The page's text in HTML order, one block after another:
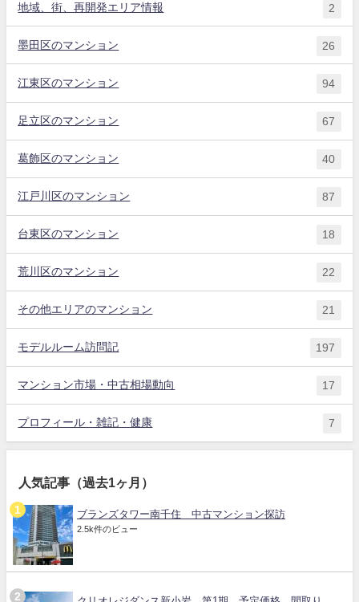
地域、街、再開発エリア情報 2
墨田区のマンション 26
江東区のマンション 94
足立区のマンション 67
葛飾区のマンション 40
江戸川区のマンション 87
台東区のマンション 18
荒川区のマンション 22
その他エリアのマンション 21
モデルルーム訪問記 197
マンション市場・中古相場動向 17
プロフィール・雑記・健康 7
人気記事（過去1ヶ月）
ブランズタワー南千住 中古マンション探訪
2.5k件のビュー